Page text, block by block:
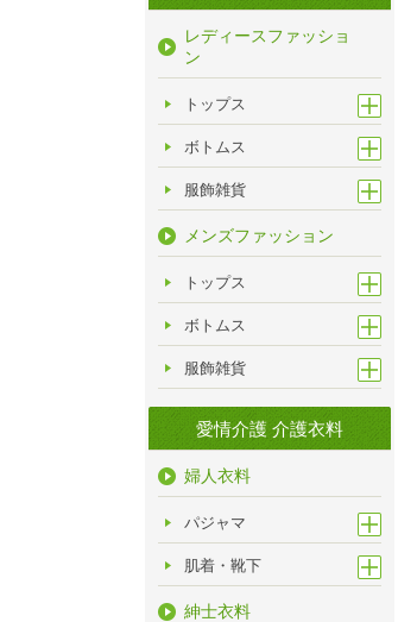
レディースファッショ
ン
トップス
ボトムス
服飾雑貨
メンズファッション
トップス
ボトムス
服飾雑貨
愛情介護 介護衣料
婦人衣料
パジャマ
肌着・靴下
紳士衣料